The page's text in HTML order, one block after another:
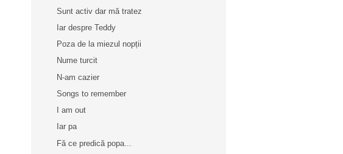
Sunt activ dar mă tratez
Iar despre Teddy
Poza de la miezul nopții
Nume turcit
N-am cazier
Songs to remember
I am out
Iar pa
Fă ce predică popa...